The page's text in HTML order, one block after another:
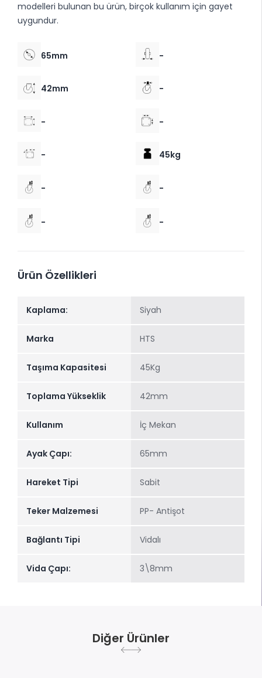
modelleri bulunan bu ürün, birçok kullanım için gayet
uygundur.
65mm -
42mm -
- -
- 45kg
- -
- -
Ürün Özellikleri
Kaplama: Siyah
Marka HTS
Taşıma Kapasitesi 45Kg
Toplama Yükseklik 42mm
Kullanım İç Mekan
Ayak Çapı: 65mm
Hareket Tipi Sabit
Teker Malzemesi PP- Antişot
Bağlantı Tipi Vidalı
Vida Çapı: 3\8mm
Diğer Ürünler